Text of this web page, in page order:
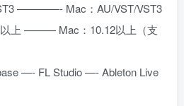
————- Mac：AU/VST/VST3
以上 ——— Mac：10.12以上（支
—- FL Studio —- Ableton Live